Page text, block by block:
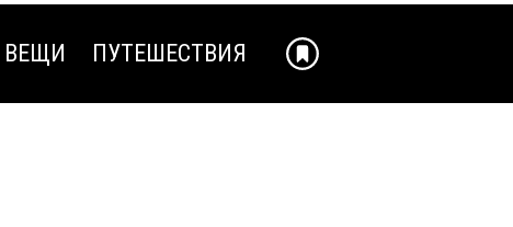
ВЕЩИ ПУТЕШЕСТВИЯ